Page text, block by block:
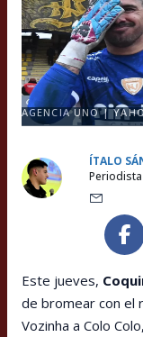
AGENCIA UNO |
ÍTALO
Este jueves,
de bromear con el
Vozinha a Colo